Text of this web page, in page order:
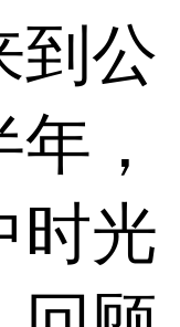
到公
，
时光